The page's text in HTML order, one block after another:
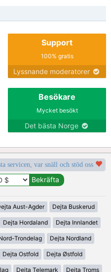
Support
100% gratis
Lyssnande moderatorer
Besökare
Mycket besökt
Det bästa Norge
servicen, var snäll och stöd oss
Aust-Agder Dejta Buskerud
Dejta Hordaland Dejta Innlandet
Trondelag Dejta Nordland
Dejta Ostfold Dejta Østfold
Dejta Telemark Dejta Troms